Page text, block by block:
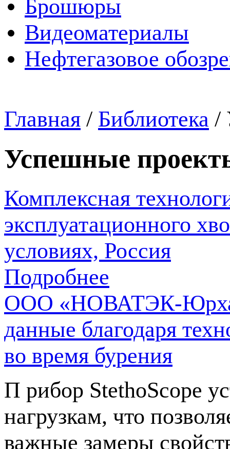
Брошюры
Видеоматериалы
Нефтегазовое
Главная / Библиотека /
Успешные
Комплексная
эксплуатационного
условиях, Россия
Подробнее
ООО «НОВАТЭК-
данные благодаря
во время бурения
П рибор StethoScope
нагрузкам, что
важные замеры